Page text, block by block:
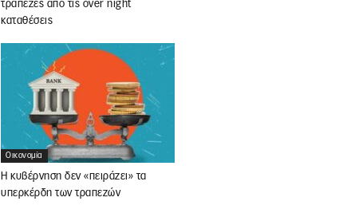
τράπεζες από τις over night
καταθέσεις
Οικονομία
Η κυβέρνηση δεν «πειράζει» τα
υπερκέρδη των τραπεζών